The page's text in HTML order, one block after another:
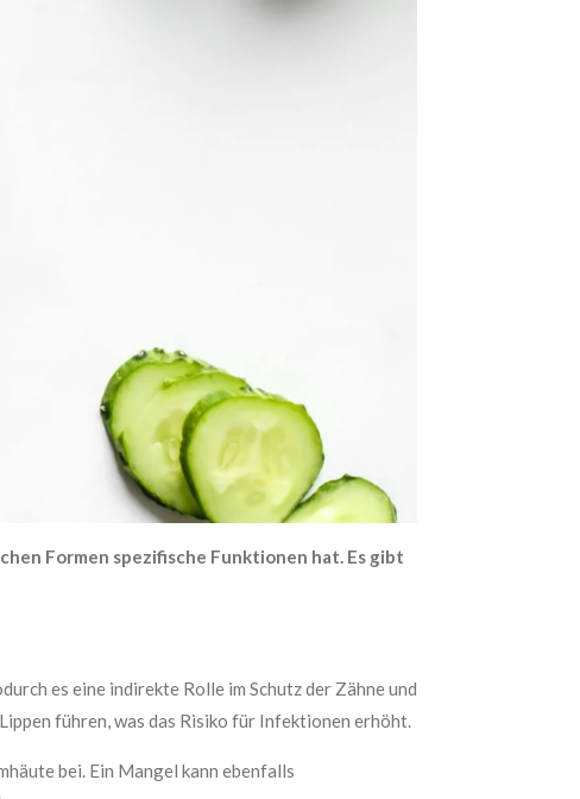
Formen spezifische Funktionen hat. Es gibt
es eine indirekte Rolle im Schutz der Zähne und
führen, was das Risiko für Infektionen erhöht.
bei. Ein Mangel kann ebenfalls